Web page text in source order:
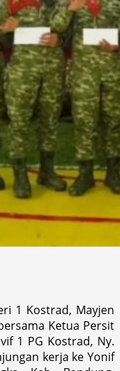
1 Kostrad, Mayjen
Ketua Persit
1 PG Kostrad, Ny.
kerja ke Yonif